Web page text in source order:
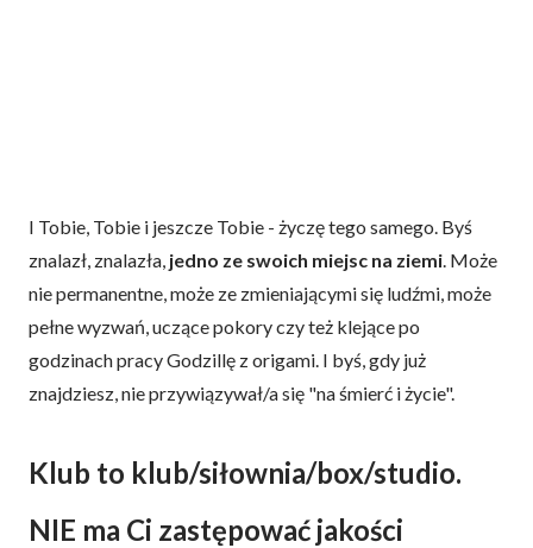
I Tobie, Tobie i jeszcze Tobie - życzę tego samego. Byś
znalazł, znalazła, jedno ze swoich miejsc na ziemi. Może
nie permanentne, może ze zmieniającymi się ludźmi, może
pełne wyzwań, uczące pokory czy też klejące po
godzinach pracy Godzillę z origami. I byś, gdy już
znajdziesz, nie przywiązywał/a się "na śmierć i życie".
Klub to klub/siłownia/box/studio.
NIE ma Ci zastępować jakości